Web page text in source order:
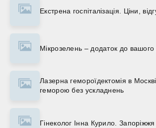
Екстрена госпіталізація. Ціни,
Мікрозелень – додаток до
Лазерна гемороїдектомія в
геморою без ускладнень
Гінеколог Інна Курило. Запоріжжя